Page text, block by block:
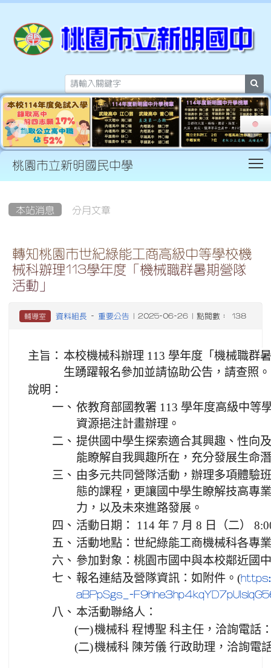
桃園市立新明國民中學
本站消息 分月文章
轉知桃園市世紀綠能工商高級中等學校機
械科辦理113學年度「機械職群暑期營隊
活動」
輔導室 資料組長 - 重要公告 | 2025-06-26 | 點閱數： 138
主旨： 本校機械科辦理 113 學年度「機械職群
生踴躍報名參加並請協助公告，請查照。
說明：
一、 依教育部國教署 113 學年度高級中等
資源挹注計畫辦理。
二、 提供國中學生探索適合其興趣、性向
能瞭解自我興趣所在，充分發展生命
三、 由多元共同營隊活動，辦理多項體驗
態的課程，更讓國中學生瞭解技高專
力，以及未來進路發展。
四、 活動日期： 114 年 7 月 8 日（二）
五、 活動地點：世紀綠能工商機械科各專
六、 參加對象：桃園市國中與本校鄰近國
七、 報名連結及營隊資訊：如附件。(
aBPpSgs_-
八、 本活動聯絡人：
(一)機械科 程博聖 科主任，洽詢電話
(二)機械科 陳芳儀 行政助理，洽詢電